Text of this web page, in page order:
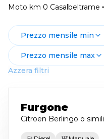
Moto km 0 Casalbeltrame
Prezzo mensile min
Prezzo mensile max
Azzera filtri
Furgone
Citroen Berlingo o simili